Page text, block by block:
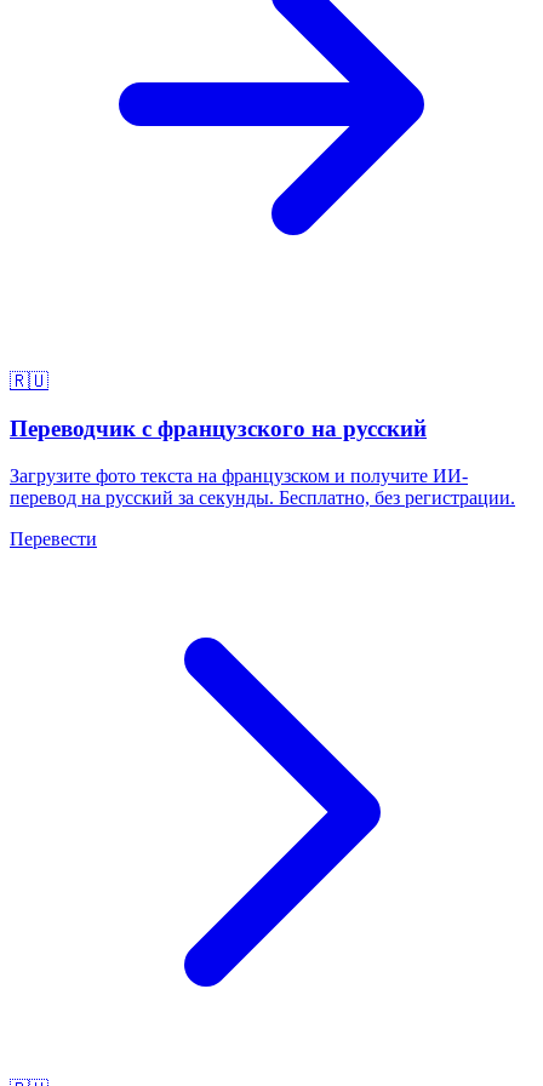
🇷🇺
Переводчик с французского на русский
Загрузите фото текста на французском и получите ИИ-
перевод на русский за секунды. Бесплатно, без регистрации.
Перевести